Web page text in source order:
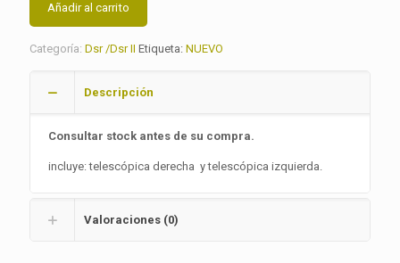
$119,990.
Añadir al carrito
Categoría: Dsr /Dsr II Etiqueta: NUEVO
Descripción
Consultar stock antes de su compra.
incluye: telescópica derecha y telescópica izquierda.
Valoraciones (0)